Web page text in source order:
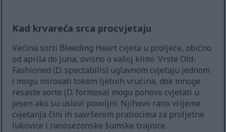
Kad krvareća srca procvjetaju
Većina sorti Bleeding Heart cvjeta u proljeće, obično
od aprila do juna, ovisno o vašoj klimi. Vrste Old-
Fashioned (D. spectabilis) uglavnom cvjetaju jednom
i mogu mirovati tokom ljetnih vrućina, dok mnoge
resaste sorte (D. formosa) mogu ponovo cvjetati u
jesen ako su uslovi povoljni. Njihovo rano vrijeme
cvjetanja čini ih savršenim pratiocima za proljetne
lukovice i ranosezonske šumske trajnice.